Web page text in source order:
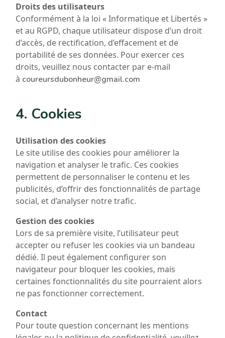
Droits des utilisateurs
Conformément à la loi « Informatique et Libertés »
et au RGPD, chaque utilisateur dispose d’un droit
d’accès, de rectification, d’effacement et de
portabilité de ses données. Pour exercer ces
droits, veuillez nous contacter par e-mail
à coureursdubonheur@gmail.com
4. Cookies
Utilisation des cookies
Le site utilise des cookies pour améliorer la
navigation et analyser le trafic. Ces cookies
permettent de personnaliser le contenu et les
publicités, d’offrir des fonctionnalités de partage
social, et d’analyser notre trafic.
Gestion des cookies
Lors de sa première visite, l’utilisateur peut
accepter ou refuser les cookies via un bandeau
dédié. Il peut également configurer son
navigateur pour bloquer les cookies, mais
certaines fonctionnalités du site pourraient alors
ne pas fonctionner correctement.
Contact
Pour toute question concernant les mentions